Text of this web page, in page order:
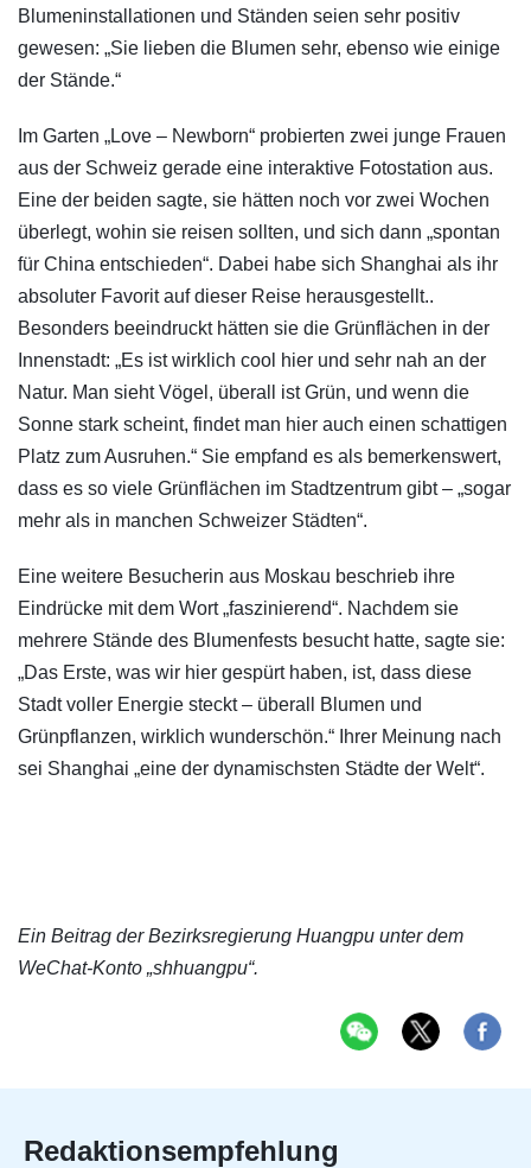
Blumeninstallationen und Ständen seien sehr positiv
gewesen: „Sie lieben die Blumen sehr, ebenso wie einige
der Stände.“
Im Garten „Love – Newborn“ probierten zwei junge Frauen
aus der Schweiz gerade eine interaktive Fotostation aus.
Eine der beiden sagte, sie hätten noch vor zwei Wochen
überlegt, wohin sie reisen sollten, und sich dann „spontan
für China entschieden“. Dabei habe sich Shanghai als ihr
absoluter Favorit auf dieser Reise herausgestellt..
Besonders beeindruckt hätten sie die Grünflächen in der
Innenstadt: „Es ist wirklich cool hier und sehr nah an der
Natur. Man sieht Vögel, überall ist Grün, und wenn die
Sonne stark scheint, findet man hier auch einen schattigen
Platz zum Ausruhen.“ Sie empfand es als bemerkenswert,
dass es so viele Grünflächen im Stadtzentrum gibt – „sogar
mehr als in manchen Schweizer Städten“.
Eine weitere Besucherin aus Moskau beschrieb ihre
Eindrücke mit dem Wort „faszinierend“. Nachdem sie
mehrere Stände des Blumenfests besucht hatte, sagte sie:
„Das Erste, was wir hier gespürt haben, ist, dass diese
Stadt voller Energie steckt – überall Blumen und
Grünpflanzen, wirklich wunderschön.“ Ihrer Meinung nach
sei Shanghai „eine der dynamischsten Städte der Welt“.
Ein Beitrag der Bezirksregierung Huangpu unter dem
WeChat-Konto „shhuangpu“.
Redaktionsempfehlung